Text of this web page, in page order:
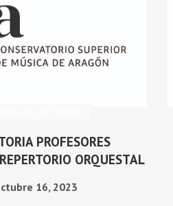
PROFESORES
ORQUESTAL
16, 2023